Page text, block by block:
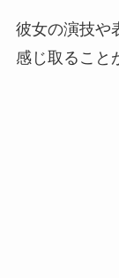
彼女の演技や
感じ取ること